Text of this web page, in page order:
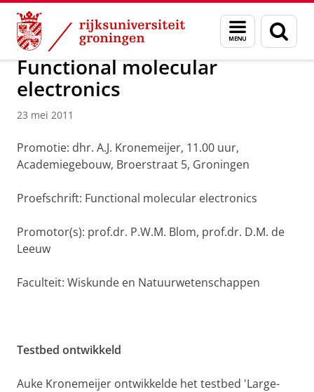
Skip
Content
Skip
Navigation
Menu
en
zoeken
Over ons Actueel Nieuws Nieuwsberichten
Functional molecular
electronics
23 mei 2011
Promotie: dhr. A.J. Kronemeijer, 11.00 uur,
Academiegebouw, Broerstraat 5, Groningen
Proefschrift: Functional molecular electronics
Promotor(s): prof.dr. P.W.M. Blom, prof.dr. D.M. de
Leeuw
Faculteit: Wiskunde en Natuurwetenschappen
Testbed ontwikkeld
Auke Kronemeijer ontwikkelde het testbed 'Large-